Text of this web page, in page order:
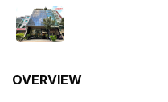
OVERVIEW